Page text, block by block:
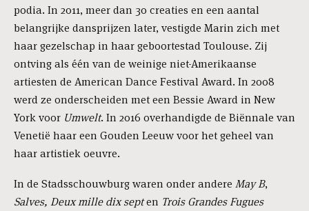
podia. In 2011, meer dan 30 creaties en een aantal
belangrijke dansprijzen later, vestigde Marin zich met
haar gezelschap in haar geboortestad Toulouse. Zij
ontving als één van de weinige niet-Amerikaanse
artiesten de American Dance Festival Award. In 2008
werd ze onderscheiden met een Bessie Award in New
York voor Umwelt. In 2016 overhandigde de Biënnale van
Venetië haar een Gouden Leeuw voor het geheel van
haar artistiek oeuvre.
In de Stadsschouwburg waren onder andere May B,
Salves, Deux mille dix septen Trois Grandes Fugues